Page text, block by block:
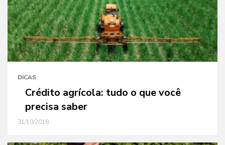
DICAS
Crédito agrícola: tudo o que você
precisa saber
31/10/2018